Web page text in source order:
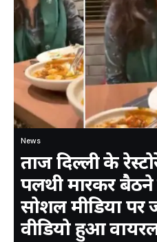
News
ताज दिल्ली के
पलथी मारकर बैठने
सोशल मीडिया पर
वीडियो हुआ